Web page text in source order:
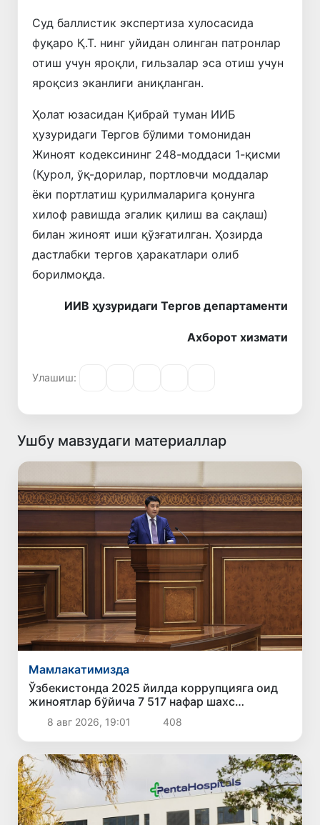
Суд баллистик экспертиза хулосасида
фуқаро Қ.Т. нинг уйидан олинган патронлар
отиш учун яроқли, гильзалар эса отиш учун
яроқсиз эканлиги аниқланган.
Ҳолат юзасидан Қибрай туман ИИБ
ҳузуридаги Тергов бўлими томонидан
Жиноят кодексининг 248-моддаси 1-қисми
(Қурол, ўқ-дорилар, портловчи моддалар
ёки портлатиш қурилмаларига қонунга
хилоф равишда эгалик қилиш ва сақлаш)
билан жиноят иши қўзғатилган. Ҳозирда
дастлабки тергов ҳаракатлари олиб
борилмоқда.
ИИВ ҳузуридаги Тергов департаменти
Ахборот хизмати
Улашиш:
Ушбу мавзудаги материаллар
Мамлакатимизда
Ўзбекистонда 2025 йилда коррупцияга оид
жиноятлар бўйича 7 517 нафар шахс
жавобгарликка тортилган
8 авг 2026, 19:01 408